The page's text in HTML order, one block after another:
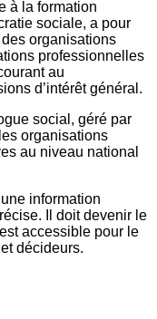
à la formation
sociale, a pour
organisations
professionnelles
au
d’intérêt général.
social, géré par
organisations
au niveau national
information
Il doit devenir le
accessible pour le
décideurs.